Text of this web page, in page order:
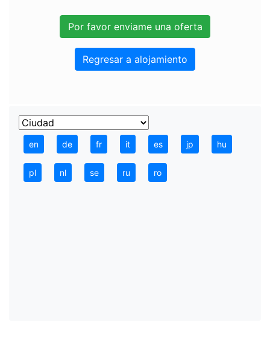
Regresar a alojamiento
en de fr it es jp hu
pl nl se ru ro